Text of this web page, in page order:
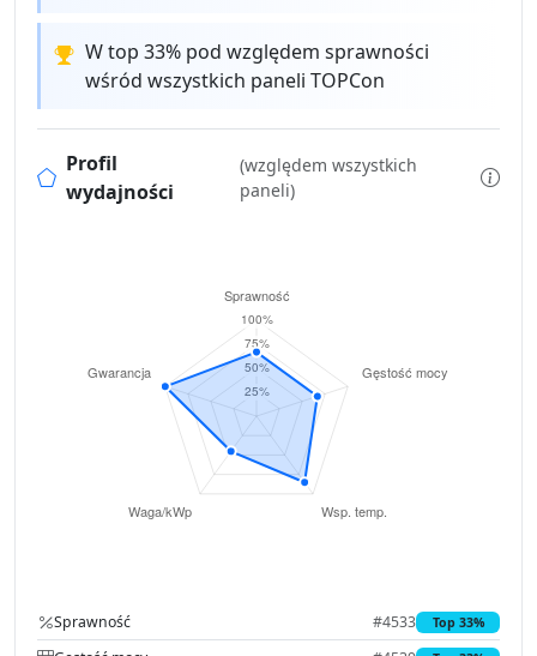
W top 33% pod względem sprawności
wśród wszystkich paneli TOPCon
Profil
wydajności
(względem wszystkich
paneli)
Sprawność #4533 Top 33%